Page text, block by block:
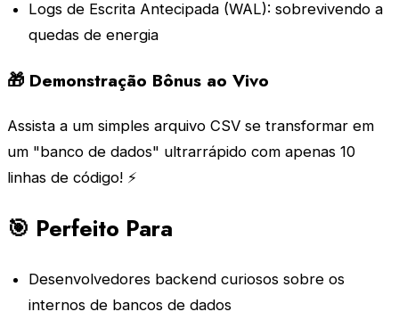
Logs de Escrita Antecipada (WAL): sobrevivendo a
quedas de energia
🎁 Demonstração Bônus ao Vivo
Assista a um simples arquivo CSV se transformar em
um "banco de dados" ultrarrápido com apenas 10
linhas de código! ⚡
🎯 Perfeito Para
Desenvolvedores backend curiosos sobre os
internos de bancos de dados